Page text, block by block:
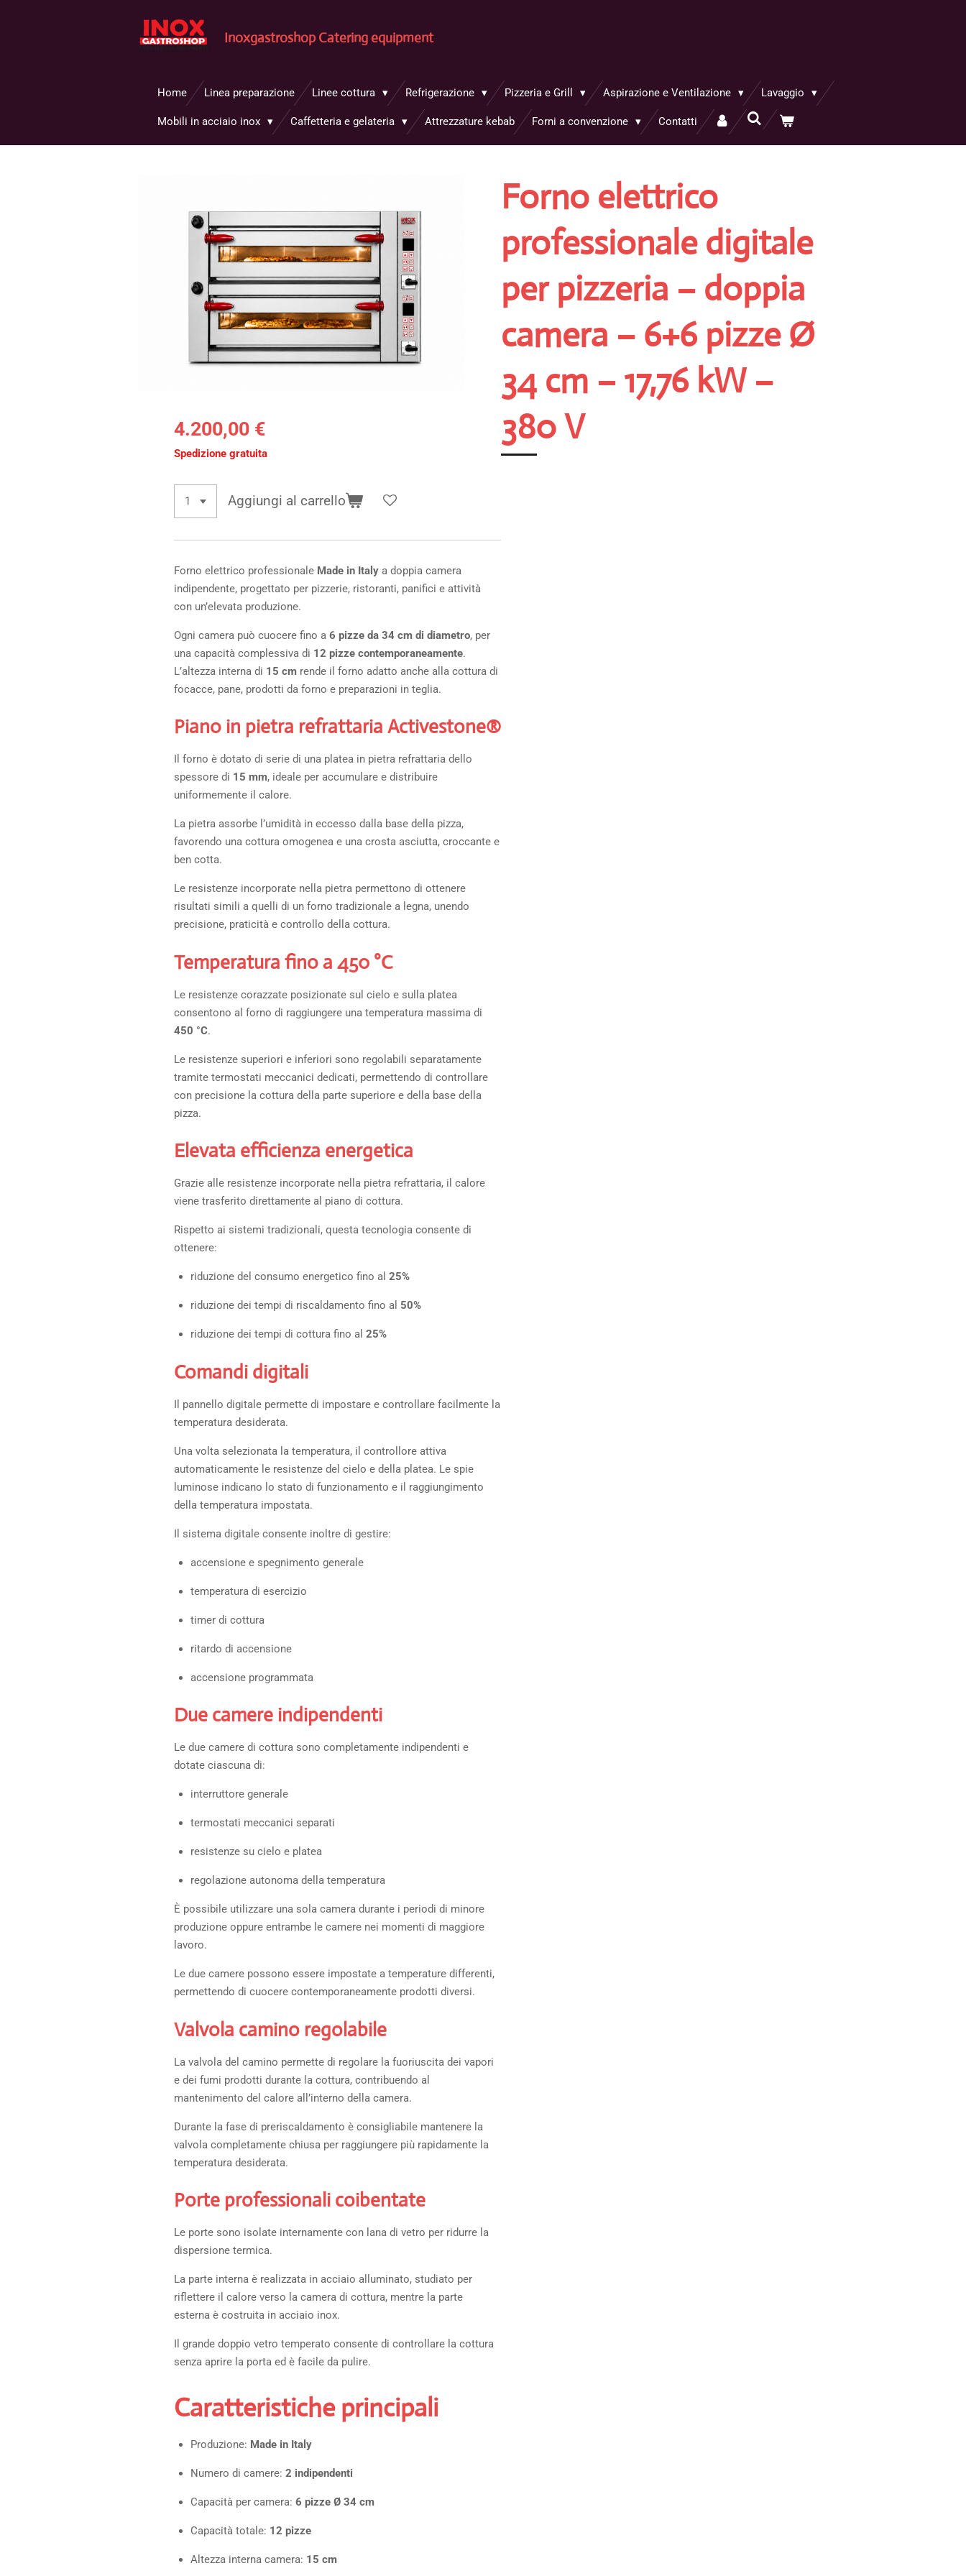
Inoxgastroshop Catering equipment
Home Linea preparazione Linee cottura Refrigerazione Pizzeria e Grill Aspirazione e Ventilazione Lavaggio
Mobili in acciaio inox Caffetteria e gelateria Attrezzature kebab Forni a convenzione Contatti
Forno elettrico
professionale digitale
per pizzeria – doppia
camera – 6+6 pizze Ø
34 cm – 17,76 kW –
380 V
4.200,00 €
Spedizione gratuita
Aggiungi al carrello
Forno elettrico professionale Made in Italy a doppia camera
indipendente, progettato per pizzerie, ristoranti, panifici e attività
con un’elevata produzione.
Ogni camera può cuocere fino a 6 pizze da 34 cm di diametro, per
una capacità complessiva di 12 pizze contemporaneamente.
L’altezza interna di 15 cm rende il forno adatto anche alla cottura di
focacce, pane, prodotti da forno e preparazioni in teglia.
Piano in pietra refrattaria Activestone®
Il forno è dotato di serie di una platea in pietra refrattaria dello
spessore di 15 mm, ideale per accumulare e distribuire
uniformemente il calore.
La pietra assorbe l’umidità in eccesso dalla base della pizza,
favorendo una cottura omogenea e una crosta asciutta, croccante e
ben cotta.
Le resistenze incorporate nella pietra permettono di ottenere
risultati simili a quelli di un forno tradizionale a legna, unendo
precisione, praticità e controllo della cottura.
Temperatura fino a 450 °C
Le resistenze corazzate posizionate sul cielo e sulla platea
consentono al forno di raggiungere una temperatura massima di
450 °C.
Le resistenze superiori e inferiori sono regolabili separatamente
tramite termostati meccanici dedicati, permettendo di controllare
con precisione la cottura della parte superiore e della base della
pizza.
Elevata efficienza energetica
Grazie alle resistenze incorporate nella pietra refrattaria, il calore
viene trasferito direttamente al piano di cottura.
Rispetto ai sistemi tradizionali, questa tecnologia consente di
ottenere:
riduzione del consumo energetico fino al 25%
riduzione dei tempi di riscaldamento fino al 50%
riduzione dei tempi di cottura fino al 25%
Comandi digitali
Il pannello digitale permette di impostare e controllare facilmente la
temperatura desiderata.
Una volta selezionata la temperatura, il controllore attiva
automaticamente le resistenze del cielo e della platea. Le spie
luminose indicano lo stato di funzionamento e il raggiungimento
della temperatura impostata.
Il sistema digitale consente inoltre di gestire:
accensione e spegnimento generale
temperatura di esercizio
timer di cottura
ritardo di accensione
accensione programmata
Due camere indipendenti
Le due camere di cottura sono completamente indipendenti e
dotate ciascuna di:
interruttore generale
termostati meccanici separati
resistenze su cielo e platea
regolazione autonoma della temperatura
È possibile utilizzare una sola camera durante i periodi di minore
produzione oppure entrambe le camere nei momenti di maggiore
lavoro.
Le due camere possono essere impostate a temperature differenti,
permettendo di cuocere contemporaneamente prodotti diversi.
Valvola camino regolabile
La valvola del camino permette di regolare la fuoriuscita dei vapori
e dei fumi prodotti durante la cottura, contribuendo al
mantenimento del calore all’interno della camera.
Durante la fase di preriscaldamento è consigliabile mantenere la
valvola completamente chiusa per raggiungere più rapidamente la
temperatura desiderata.
Porte professionali coibentate
Le porte sono isolate internamente con lana di vetro per ridurre la
dispersione termica.
La parte interna è realizzata in acciaio alluminato, studiato per
riflettere il calore verso la camera di cottura, mentre la parte
esterna è costruita in acciaio inox.
Il grande doppio vetro temperato consente di controllare la cottura
senza aprire la porta ed è facile da pulire.
Caratteristiche principali
Produzione: Made in Italy
Numero di camere: 2 indipendenti
Capacità per camera: 6 pizze Ø 34 cm
Capacità totale: 12 pizze
Altezza interna camera: 15 cm